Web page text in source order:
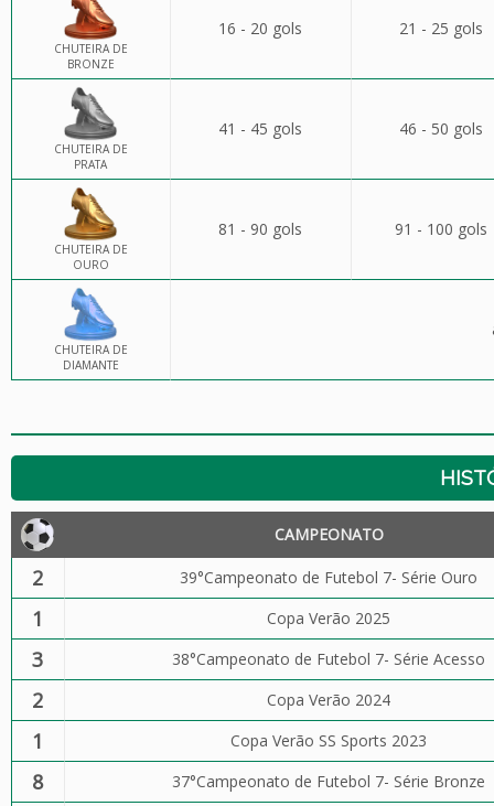
CHUTEIRA DE
BRONZE
16 - 20 gols 21 - 25 gols
CHUTEIRA DE
PRATA
41 - 45 gols 46 - 50 gols
CHUTEIRA DE
OURO
81 - 90 gols 91 - 100 gols
CHUTEIRA DE
DIAMANTE
CAMPEONATO
2 39°Campeonato de Futebol 7- Série Ouro
1 Copa Verão 2025
3 38°Campeonato de Futebol 7- Série Acesso
2 Copa Verão 2024
1 Copa Verão SS Sports 2023
8 37°Campeonato de Futebol 7- Série Bronze